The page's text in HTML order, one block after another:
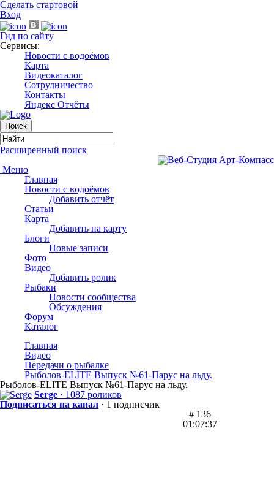
Сделать стартовой
Вход
Гид по сайту
Сервисы:
Новости с водоёмов
Карта
Видеокаталог
Сотрудничество
Контакты
Яндекс Отчёты
Расширенный поиск
Меню
Главная
Новости с водоёмов
Добавить отчёт
Статьи
Карта
Добавить на карту
Блоги
Новые записи
Фото
Видео
Добавить ролик
Рыбаки
Новости сообщества
Обсуждения
Форум
Каталог
Главная
Видео
Передачи о рыбалке
Рыболов-ELITE Выпуск №61-Парус на льду.
Рыболов-ELITE Выпуск №61-Парус на льду.
Serge · 1087 роликов
Подписаться на канал · 1 подписчик
# 136
01:07:37